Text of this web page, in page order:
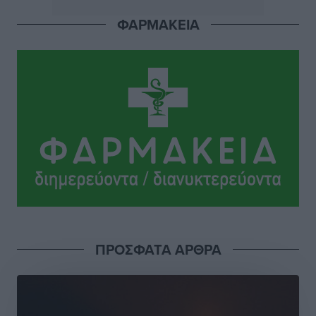
Πού κινούνται οι κρατήσεις last minute σε Ελλάδα
Ειδήσεις• πριν 21 ώρες
Οδηγός στη Ρόδο τράκαρε σταθμευμένο αυτοκίνητο,
παρέσυρε 72χρονο και διέφυγε
πριν 21 ώρες
Το νέο Ειδικό Χωροταξικό για τον Τουρισμό
ξανασχεδιάζει τον επενδυτικό χάρτη της Ρόδου
Υγείας πρέπει να φτάνει σε κάθε γωνιά – Ενισχύουμε
ΦΑΡΜΑΚΕΙΑ
ΠΡΟΣΦΑΤΑ ΑΡΘΡΑ